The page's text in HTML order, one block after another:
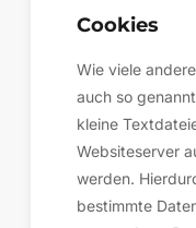
Cookies
Wie viele
auch so
kleine
Websiteserver
werden.
bestimmte